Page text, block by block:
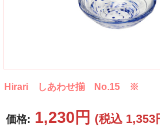
Hirari しあわせ揃 No.15 ※
価格: 1,230円 (税込 1,353